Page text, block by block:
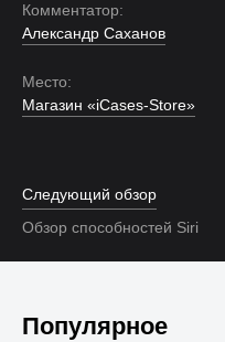
Комментатор:
Александр Саханов
Место:
Магазин «iCases-Store»
Следующий обзор
Обзор способностей Siri
Популярное